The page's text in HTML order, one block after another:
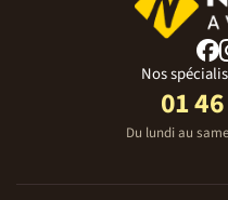
Nos
01
Du lundi au